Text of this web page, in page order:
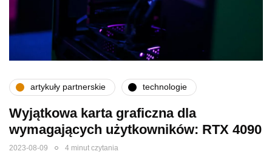
artykuły partnerskie technologie
Wyjątkowa karta graficzna dla
wymagających użytkowników: RTX 4090
2023-08-09 4 minut czytania